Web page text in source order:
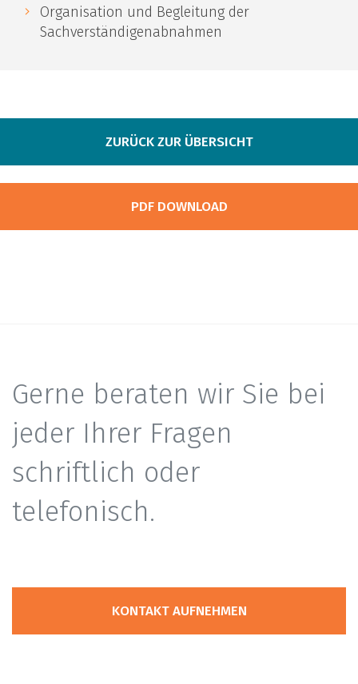
Organisation und Begleitung der
Sachverständigenabnahmen
ZURÜCK ZUR ÜBERSICHT
PDF DOWNLOAD
Gerne beraten wir Sie bei
jeder Ihrer Fragen
schriftlich oder
telefonisch.
KONTAKT AUFNEHMEN